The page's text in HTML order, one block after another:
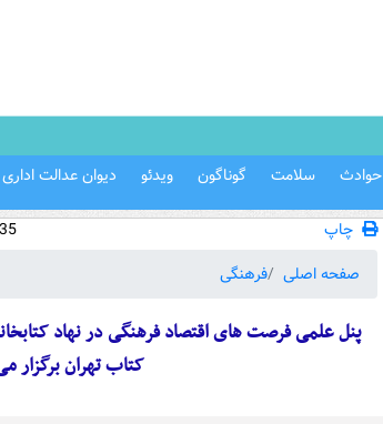
حوادث سلامت گوناگون ویدئو دیوان عدالت اداری
چاپ
02/23
صفحه اصلی
فرهنگی
پنل علمی فرصت های اقتصاد فرهنگی در نهاد
کتاب تهران برگزار